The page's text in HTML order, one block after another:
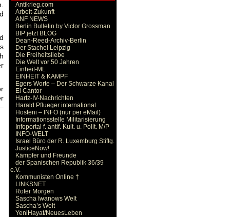
Antikrieg.com
Arbeit-Zukunft
ANF NEWS
Berlin Bulletin by Victor Grossman
BIP jetzt BLOG
Dean-Reed-Archiv-Berlin
Der Stachel Leipzig
Die Freiheitsliebe
Die Welt vor 50 Jahren
Einheit-ML
EINHEIT & KAMPF
Egers Worte – Der Schwarze Kanal
El Cantor
Hartz-IV-Nachrichten
Harald Pflueger international
Hosteni – INFO (nur per eMail)
Informationsstelle Militarisierung
Infoportal f. antif. Kult. u. Polit. M/P
INFO-WELT
Israel Büro der R. Luxemburg Stiftg.
JusticeNow!
Kämpfer und Freunde
der Spanischen Republik 36/39
e.V.
Kommunisten Online †
LINKSNET
Roter Morgen
Sascha Iwanows Welt
Sascha’s Welt
YeniHayat/NeuesLeben